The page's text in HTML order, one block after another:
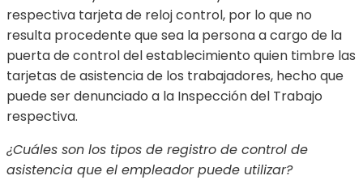
respectiva tarjeta de reloj control, por lo que no
resulta procedente que sea la persona a cargo de la
puerta de control del establecimiento quien timbre las
tarjetas de asistencia de los trabajadores, hecho que
puede ser denunciado a la Inspección del Trabajo
respectiva.
¿Cuáles son los tipos de registro de control de
asistencia que el empleador puede utilizar?